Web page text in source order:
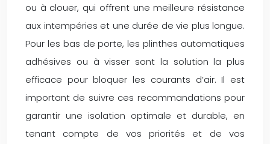
ou à clouer, qui offrent une meilleure résistance
aux intempéries et une durée de vie plus longue.
Pour les bas de porte, les plinthes automatiques
adhésives ou à visser sont la solution la plus
efficace pour bloquer les courants d’air. Il est
important de suivre ces recommandations pour
garantir une isolation optimale et durable, en
tenant compte de vos priorités et de vos